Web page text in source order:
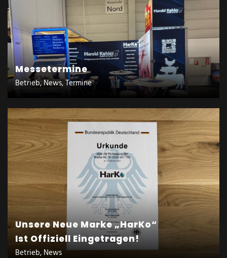
Messetermine
Betrieb, News, Termine
Unsere Neue Marke „HarKo“
Ist Offiziell Eingetragen!
Betrieb, News